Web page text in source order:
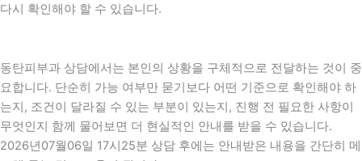
다시 확인해야 할 수 있습니다.
동탄피부과 상담에서는 본인의 상황을 구체적으로 전달하는 것이 중
요합니다. 단순히 가능 여부만 묻기보다 어떤 기준으로 확인해야 하
는지, 조건이 달라질 수 있는 부분이 있는지, 진행 전 필요한 사항이
무엇인지 함께 물어보면 더 현실적인 안내를 받을 수 있습니다.
2026년07월06일 17시25분 상담 후에는 안내받은 내용을 간단히 메